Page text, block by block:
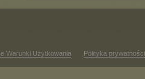
Warunki Użytkowania Polityka prywatności